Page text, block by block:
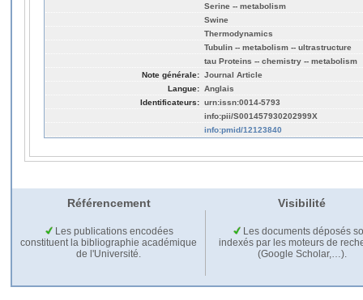
Serine -- metabolism
Swine
Thermodynamics
Tubulin -- metabolism -- ultrastructure
tau Proteins -- chemistry -- metabolism
Note générale: Journal Article
Langue: Anglais
Identificateurs: urn:issn:0014-5793
info:pii/S001457930202999X
info:pmid/12123840
Référencement Visibilité
Les publications encodées
constituent la bibliographie académique
de l'Université.
Les documents déposés
indexés par les moteurs de
(Google Scholar,…).